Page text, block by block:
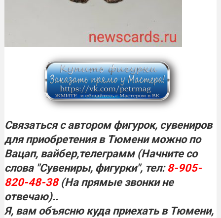
Связаться с автором фигурок, сувениров
для приобретения в Тюмени можно по
Вацап, вайбер,телеграмм (Начните со
слова "Сувениры, фигурки", тел: 8-905-
820-48-38(На прямые звонки не
отвечаю)..
Я, вам объясню куда приехать вТюмени,